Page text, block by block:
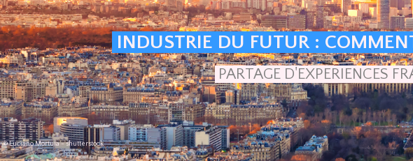
INDUSTRIE DU FUTUR :
PARTAGE D'EXPERIENCES
© Luciano Mortula - shutterstock